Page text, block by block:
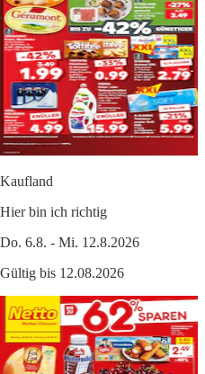
Kaufland
Hier bin ich richtig
Do. 6.8. - Mi. 12.8.2026
Gültig bis 12.08.2026